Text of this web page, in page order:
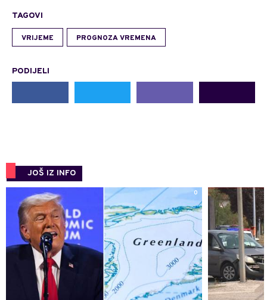
TAGOVI
VRIJEME PROGNOZA VREMENA
PODIJELI
JOŠ IZ INFO
0